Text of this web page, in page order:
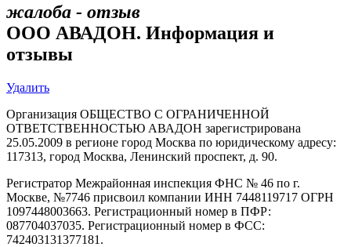
жалоба - отзыв
ООО АВАДОН. Информация и
отзывы
Удалить
Организация ОБЩЕСТВО С ОГРАНИЧЕННОЙ
ОТВЕТСТВЕННОСТЬЮ АВАДОН зарегистрирована
25.05.2009 в регионе город Москва по юридическому адресу:
117313, город Москва, Ленинский проспект, д. 90.
Регистратор Межрайонная инспекция ФНС № 46 по г.
Москве, №7746 присвоил компании ИНН 7448119717 ОГРН
1097448003663. Регистрационный номер в ПФР:
087704037035. Регистрационный номер в ФСС:
742403131377181.